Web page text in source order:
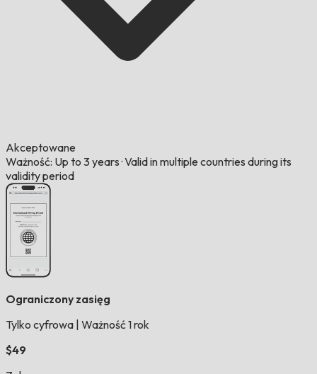
Akceptowane
Ważność: Up to 3 years ·Valid in multiple countries during its
validity period
Ograniczony zasięg
Tylko cyfrowa Ważność 1 rok
$49